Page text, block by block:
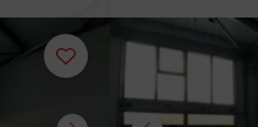
Ajouter
ou